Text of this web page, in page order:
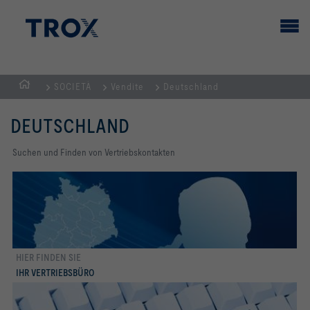
Home
SOCIETÀ Vendite Deutschland
DEUTSCHLAND
Suchen und Finden von Vertriebskontakten
HIER FINDEN SIE
IHR VERTRIEBSBÜRO
di più